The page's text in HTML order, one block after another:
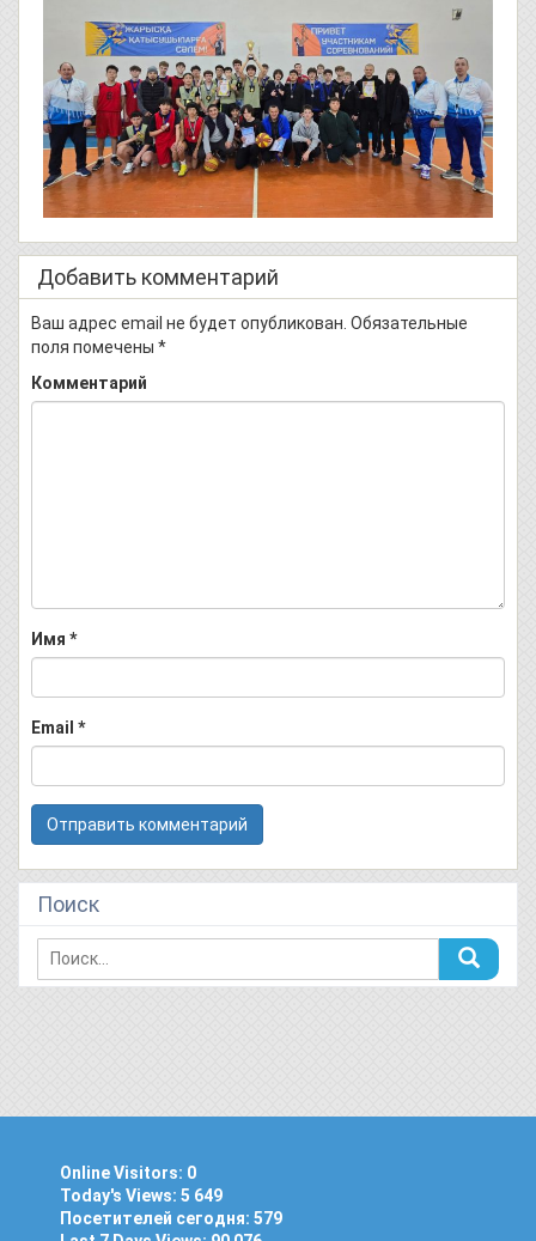
Добавить комментарий
Ваш адрес email не будет опубликован. Обязательные
поля помечены *
Комментарий
Имя *
Email *
Поиск
Online Visitors: 0
Today's Views: 5 649
Посетителей сегодня: 579